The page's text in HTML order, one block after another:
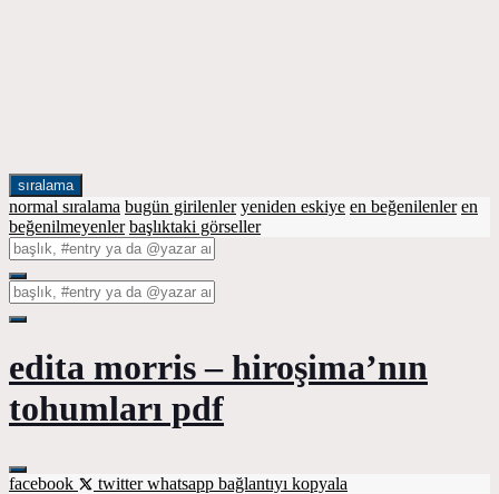
sıralama
normal sıralama bugün girilenler yeniden eskiye en beğenilenler en
beğenilmeyenler başlıktaki görseller
edita morris – hiroşima’nın
tohumları pdf
facebook twitterwhatsapp bağlantıyı kopyala